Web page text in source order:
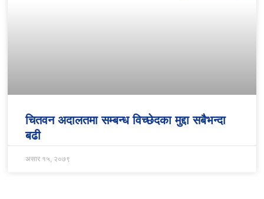
चितवन अदालतमा सम्बन्ध विच्छेदका मुद्दा सबैभन्दा
बढी
असार १५, २०७९